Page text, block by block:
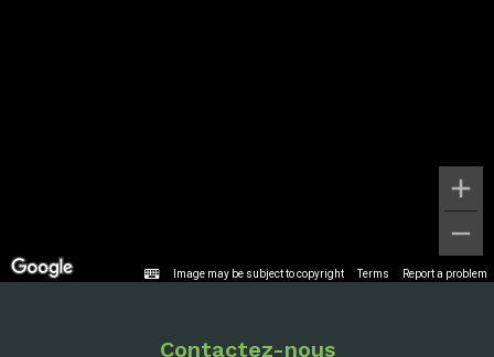
Image may be subject to copyright Terms Report a problem
Contactez-nous